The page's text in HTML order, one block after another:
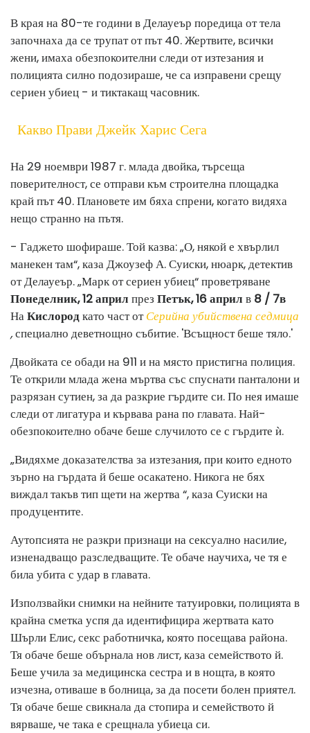
В края на 80-те години в Делауеър поредица от тела
започнаха да се трупат от път 40. Жертвите, всички
жени, имаха обезпокоителни следи от изтезания и
полицията силно подозираше, че са изправени срещу
сериен убиец - и тиктакащ часовник.
Какво Прави Джейк Харис Сега
На 29 ноември 1987 г. млада двойка, търсеща
поверителност, се отправи към строителна площадка
край път 40. Плановете им бяха спрени, когато видяха
нещо странно на пътя.
- Гаджето шофираше. Той казва: „О, някой е хвърлил
манекен там“, каза Джоузеф А. Суиски, нюарк, детектив
от Делауеър. „Марк от сериен убиец“ проветряване
Понеделник, 12 април през Петък, 16 април в 8 / 7в
НаКислородкато част отСерийна убийствена седмица
,специално деветнощно събитие. 'Всъщност беше тяло.'
Двойката се обади на 911 и на място пристигна полиция.
Те открили млада жена мъртва със спуснати панталони и
разрязан сутиен, за да разкрие гърдите си. По нея имаше
следи от лигатура и кървава рана по главата. Най-
обезпокоително обаче беше случилото се с гърдите ѝ.
„Видяхме доказателства за изтезания, при които едното
зърно на гърдата й беше осакатено. Никога не бях
виждал такъв тип щети на жертва “, каза Суиски на
продуцентите.
Аутопсията не разкри признаци на сексуално насилие,
изненадващо разследващите. Те обаче научиха, че тя е
била убита с удар в главата.
Използвайки снимки на нейните татуировки, полицията в
крайна сметка успя да идентифицира жертвата като
Шърли Елис, секс работничка, която посещава района.
Тя обаче беше обърнала нов лист, каза семейството й.
Беше учила за медицинска сестра и в нощта, в която
изчезна, отиваше в болница, за да посети болен приятел.
Тя обаче беше свикнала да стопира и семейството й
вярваше, че така е срещнала убиеца си.